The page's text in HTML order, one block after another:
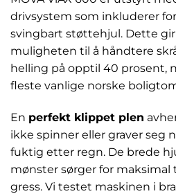
drivsystem som inkluderer
svingbart støttehjul. Dette
muligheten til å håndtere
helling på opptil 40 prosent,
fleste vanlige norske
En perfekt klippet plen
ikke spinner eller graver seg
fuktig etter regn. De brede
mønster sørger for maksimal
gress. Vi testet maskinen i